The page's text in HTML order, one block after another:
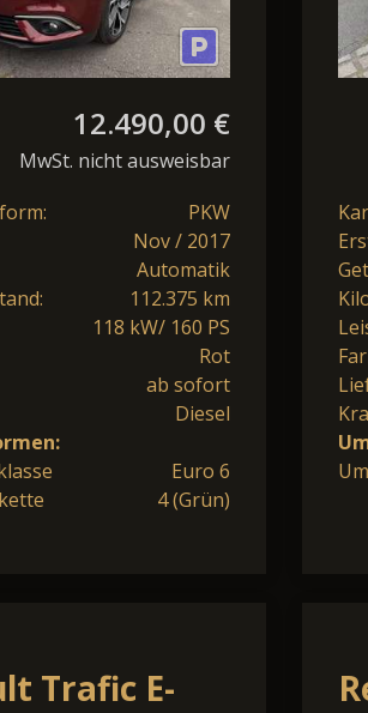
12.490,00 €
MwSt. nicht ausweisbar
PKW
Nov / 2017
Automatik
112.375 km
118 kW/ 160 PS
Rot
ab sofort
Diesel
Euro 6
4 (Grün)
Trafic E-